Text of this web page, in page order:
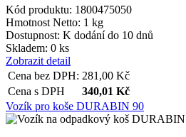
Kód produktu: 1800475050
Hmotnost Netto: 1 kg
Dostupnost: K dodání do 10 dnů
Skladem: 0 ks
Zobrazit detail
Cena bez DPH: 281,00 Kč
Cena s DPH
340,01 Kč
Vozík pro koše DURABIN 90